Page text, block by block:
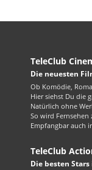
TeleClub
Die neuesten
Ob Komödie,
Hier siehst Du die
Natürlich ohne
So wird
Empfangbar auch
TeleClub
Die besten